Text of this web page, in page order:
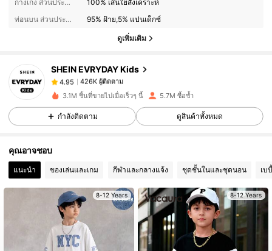
กางเกง ส่วนประกอบ:
100% เส้นใยสังเคราะห์
ท่อนบน ส่วนประกอบ:
95% ฝ้าย,5% แปนเด็กซ์
ดูเพิ่มเติม
SHEIN EVRYDAY Kids
4.95
426K ผู้ติดตาม
o***aจ่าย1 วันที่ผ่านมา
4.95 426K ผู้ติดตาม
4.95 426K ผู้ติดตาม
4.95 426K ผู้ติดตาม
3.1M ชิ้นที่ขายไปเมื่อเร็วๆ นี้ 5.7M ซื้อซ้ำ
กำลังติดตาม ดูสินค้าทั้งหมด
คุณอาจชอบ
แนะนำ ของเล่นและเกม กีฬาและกลางแจ้ง ชุดชั้นในและชุดนอน เบบี้
8-12 Years 8-12 Years